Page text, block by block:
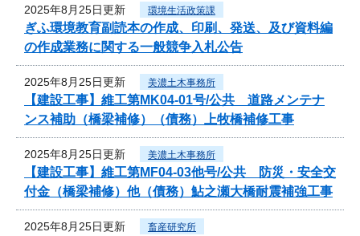
2025年8月25日更新 環境生活政策課
ぎふ環境教育副読本の作成、印刷、発送、及び資料編
の作成業務に関する一般競争入札公告
2025年8月25日更新 美濃土木事務所
【建設工事】維工第MK04-01号/公共 道路メンテナ
ンス補助（橋梁補修）（債務）上牧橋補修工事
2025年8月25日更新 美濃土木事務所
【建設工事】維工第MF04-03他号/公共 防災・安全交
付金（橋梁補修）他（債務）鮎之瀬大橋耐震補強工事
2025年8月25日更新 畜産研究所